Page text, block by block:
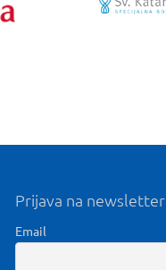
Prijava na newsletter
Email